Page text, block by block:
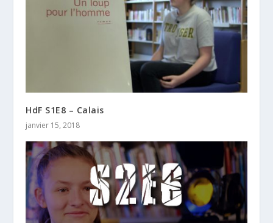
HdF S1E8 – Calais
janvier 15, 2018